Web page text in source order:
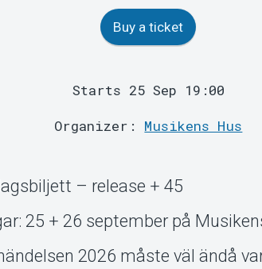
Buy a ticket
Starts 25 Sep 19:00
Organizer: Musikens Hus
– release + 45
25 + 26 september på
2026 måste väl ändå